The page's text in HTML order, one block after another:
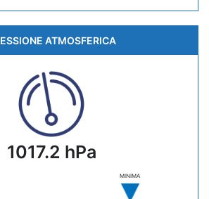
ATMOSFERICA
1017.2 hPa
MINIMA